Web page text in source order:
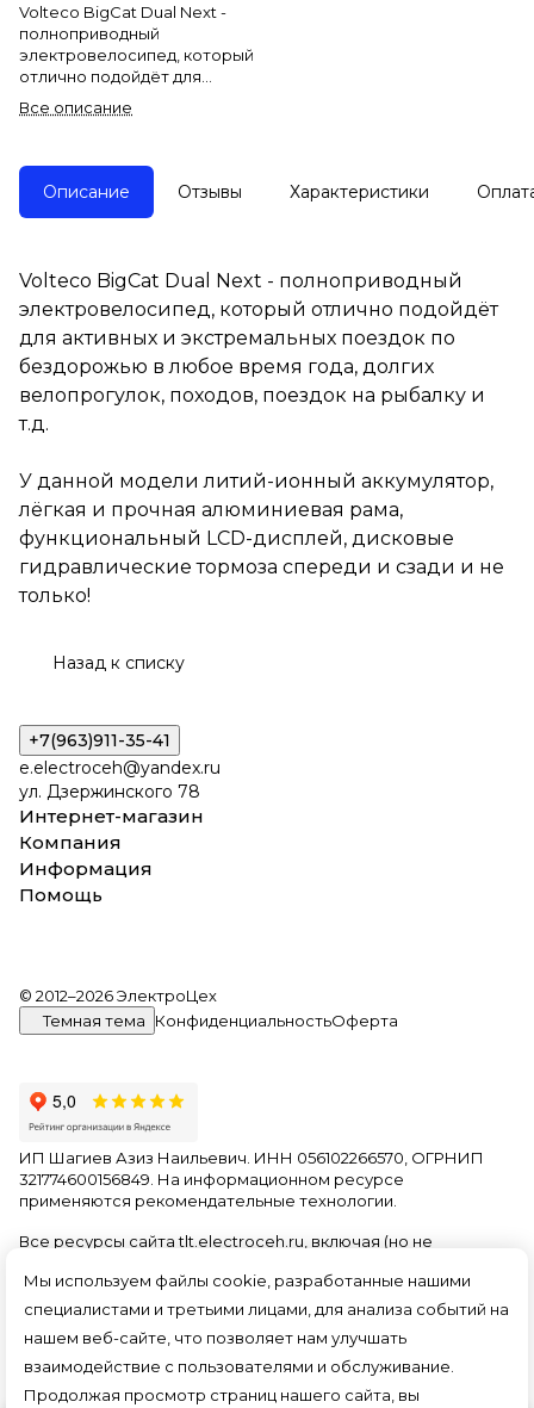
Volteco BigCat Dual Next -
полноприводный
электровелосипед, который
отлично подойдёт для
поездок по бездорожью в
велопрогулок, походов,
поездок на рыбалку и т.д.
прочная алюминиевая рама,
функциональный LCD-
дисплей, дисковые
гидравлические тормоза
спереди и сзади и не только!
Все описание
Описание Отзывы Характеристики
Volteco BigCat Dual Next - полноприводный
электровелосипед, который отлично подойдёт
для активных и экстремальных поездок по
бездорожью в любое время года, долгих
велопрогулок, походов, поездок на рыбалку и
т.д.
У данной модели литий-ионный аккумулятор,
лёгкая и прочная алюминиевая рама,
функциональный LCD-дисплей, дисковые
гидравлические тормоза спереди и сзади и не
только!
Назад к списку
Мы используем файлы cookie, разработанные нашими
специалистами и третьими лицами, для анализа событий на
нашем веб-сайте, что позволяет нам улучшать
взаимодействие с пользователями и обслуживание.
Продолжая просмотр страниц нашего сайта, вы
+7(963)911-35-41
e.electroceh@yandex.ru
ул. Дзержинского 78
Интернет-магазин
Компания
Информация
Помощь
© 2012–2026 ЭлектроЦех
Темная тема
КонфиденциальностьОферта
ИП Шагиев Азиз Наильевич. ИНН 056102266570, ОГРНИП
321774600156849. На информационном ресурсе
применяются рекомендательные технологии
Все ресурсы сайта tlt.electroceh.ru, включая (но не
и видео информацию, структуру, дизайн и оформление
страниц, доменное имя, фирменное наименование
являются объектами авторского права и прав на
интеллектуальную собственность, защищены российским
законодательством и международными соглашениями об
охране авторских прав.Читать далее